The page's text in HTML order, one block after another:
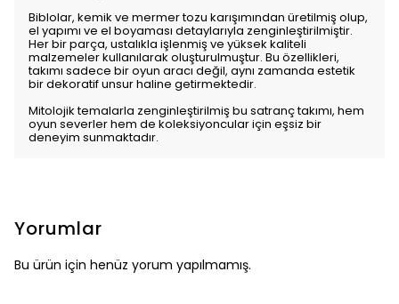
Biblolar, kemik ve mermer tozu karışımından üretilmiş olup,
el yapımı ve el boyaması detaylarıyla zenginleştirilmiştir.
Her bir parça, ustalıkla işlenmiş ve yüksek kaliteli
malzemeler kullanılarak oluşturulmuştur. Bu özellikleri,
takımı sadece bir oyun aracı değil, aynı zamanda estetik
bir dekoratif unsur haline getirmektedir.
Mitolojik temalarla zenginleştirilmiş bu satranç takımı, hem
oyun severler hem de koleksiyoncular için eşsiz bir
deneyim sunmaktadır.
Yorumlar
Bu ürün için henüz yorum yapılmamış.